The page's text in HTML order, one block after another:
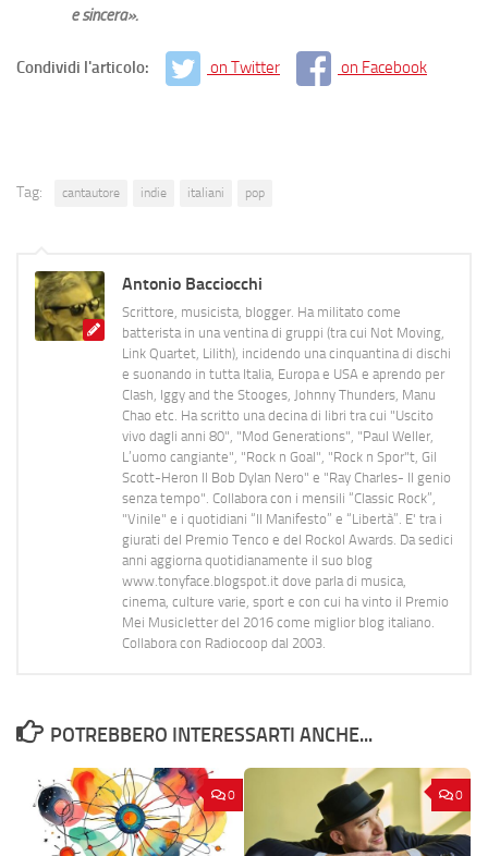
e sincera».
Condividi l'articolo: on Twitter on Facebook
Tag: cantautore indie italiani pop
Antonio Bacciocchi
Scrittore, musicista, blogger. Ha militato come
batterista in una ventina di gruppi (tra cui Not Moving,
Link Quartet, Lilith), incidendo una cinquantina di dischi
e suonando in tutta Italia, Europa e USA e aprendo per
Clash, Iggy and the Stooges, Johnny Thunders, Manu
Chao etc. Ha scritto una decina di libri tra cui "Uscito
vivo dagli anni 80", "Mod Generations", "Paul Weller,
L’uomo cangiante", "Rock n Goal", "Rock n Spor"t, Gil
Scott-Heron Il Bob Dylan Nero" e "Ray Charles- Il genio
senza tempo". Collabora con i mensili “Classic Rock”,
"Vinile" e i quotidiani “Il Manifesto” e “Libertà”. E' tra i
giurati del Premio Tenco e del Rockol Awards. Da sedici
anni aggiorna quotidianamente il suo blog
www.tonyface.blogspot.it dove parla di musica,
cinema, culture varie, sport e con cui ha vinto il Premio
Mei Musicletter del 2016 come miglior blog italiano.
Collabora con Radiocoop dal 2003.
POTREBBERO INTERESSARTI ANCHE...
0 0